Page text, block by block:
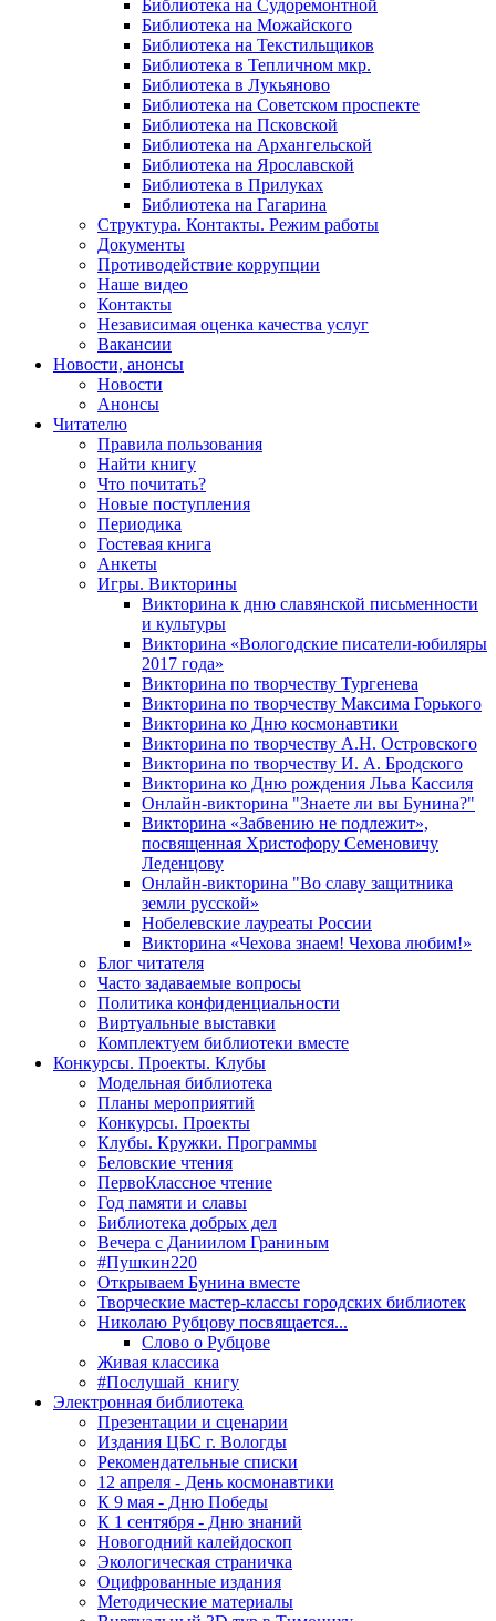
Библиотека на Судоремонтной
Библиотека на Можайского
Библиотека на Текстильщиков
Библиотека в Тепличном мкр.
Библиотека в Лукьяново
Библиотека на Советском проспекте
Библиотека на Псковской
Библиотека на Архангельской
Библиотека на Ярославской
Библиотека в Прилуках
Библиотека на Гагарина
Структура. Контакты. Режим работы
Документы
Противодействие коррупции
Наше видео
Контакты
Независимая оценка качества услуг
Вакансии
Новости, анонсы
Новости
Анонсы
Читателю
Правила пользования
Найти книгу
Что почитать?
Новые поступления
Периодика
Гостевая книга
Анкеты
Игры. Викторины
Викторина к дню славянской письменности
и культуры
Викторина «Вологодские писатели-юбиляры
2017 года»
Викторина по творчеству Тургенева
Викторина по творчеству Максима Горького
Викторина ко Дню космонавтики
Викторина по творчеству А.Н. Островского
Викторина по творчеству И. А. Бродского
Викторина ко Дню рождения Льва Кассиля
Онлайн-викторина "Знаете ли вы Бунина?"
Викторина «Забвению не подлежит»,
посвященная Христофору Семеновичу
Леденцову
Онлайн-викторина "Во славу защитника
земли русской»
Нобелевские лауреаты России
Викторина «Чехова знаем! Чехова любим!»
Блог читателя
Часто задаваемые вопросы
Политика конфиденциальности
Виртуальные выставки
Комплектуем библиотеки вместе
Конкурсы. Проекты. Клубы
Модельная библиотека
Планы мероприятий
Конкурсы. Проекты
Клубы. Кружки. Программы
Беловские чтения
ПервоКлассное чтение
Год памяти и славы
Библиотека добрых дел
Вечера с Даниилом Граниным
#Пушкин220
Открываем Бунина вместе
Творческие мастер-классы городских библиотек
Николаю Рубцову посвящается...
Слово о Рубцове
Живая классика
#Послушай_книгу
Электронная библиотека
Презентации и сценарии
Издания ЦБС г. Вологды
Рекомендательные списки
12 апреля - День космонавтики
К 9 мая - Дню Победы
К 1 сентября - Дню знаний
Новогодний калейдоскоп
Экологическая страничка
Оцифрованные издания
Методические материалы